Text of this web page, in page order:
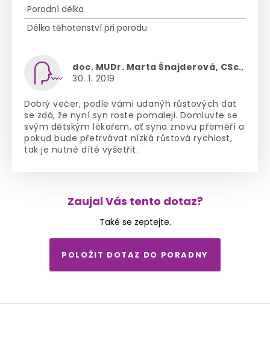
Porodní délka
Délka těhotenství při porodu
doc. MUDr. Marta Šnajderová, CSc.,
30. 1. 2019
Dobrý večer, podle vámi udanýh růstových dat
se zdá, že nyní syn roste pomaleji. Domluvte se
svým dětským lékařem, ať syna znovu přeměří a
pokud bude přetrvávat nízká růstová rychlost,
tak je nutné dítě vyšetřit.
Zaujal Vás tento dotaz?
Také se zeptejte.
POLOŽIT DOTAZ DO PORADNY